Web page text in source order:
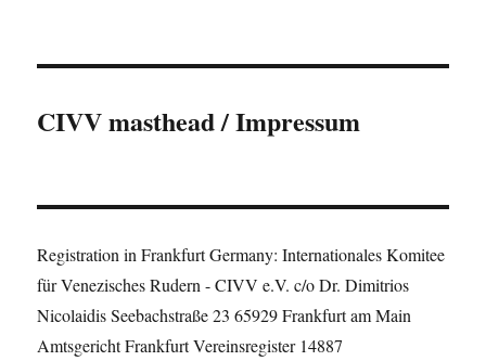
CIVV masthead / Impressum
Registration in Frankfurt Germany: Internationales Komitee
für Venezisches Rudern - CIVV e.V. c/o Dr. Dimitrios
Nicolaidis Seebachstraße 23 65929 Frankfurt am Main
Amtsgericht Frankfurt Vereinsregister 14887